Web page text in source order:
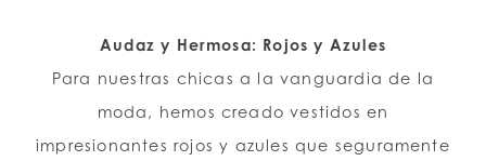
Audaz y Hermosa: Rojos y Azules
Para nuestras chicas a la vanguardia de la
moda, hemos creado vestidos en
impresionantes rojos y azules que seguramente